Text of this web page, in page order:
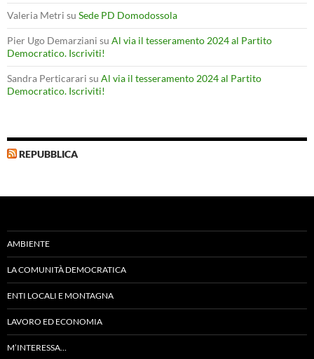
Valeria Metri su Sede PD Domodossola
Pier Ugo Demarziani su Al via il tesseramento 2024 al Partito
Democratico. Iscriviti!
Sandra Perticarari su Al via il tesseramento 2024 al Partito
Democratico. Iscriviti!
REPUBBLICA
AMBIENTE
LA COMUNITÀ DEMOCRATICA
ENTI LOCALI E MONTAGNA
LAVORO ED ECONOMIA
M’INTERESSA…